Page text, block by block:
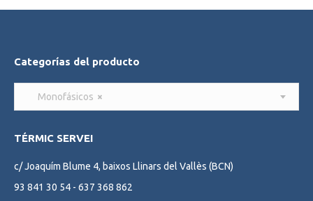
Categorías del producto
×
Monofásicos
TÉRMIC SERVEI
c/ Joaquím Blume 4, baixos Llinars del Vallès (BCN)
93 841 30 54 - 637 368 862